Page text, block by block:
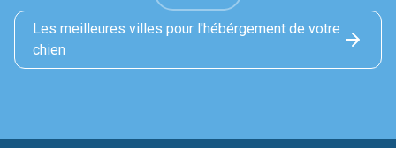
Les meilleures villes pour l'hébérgement de votre
chien